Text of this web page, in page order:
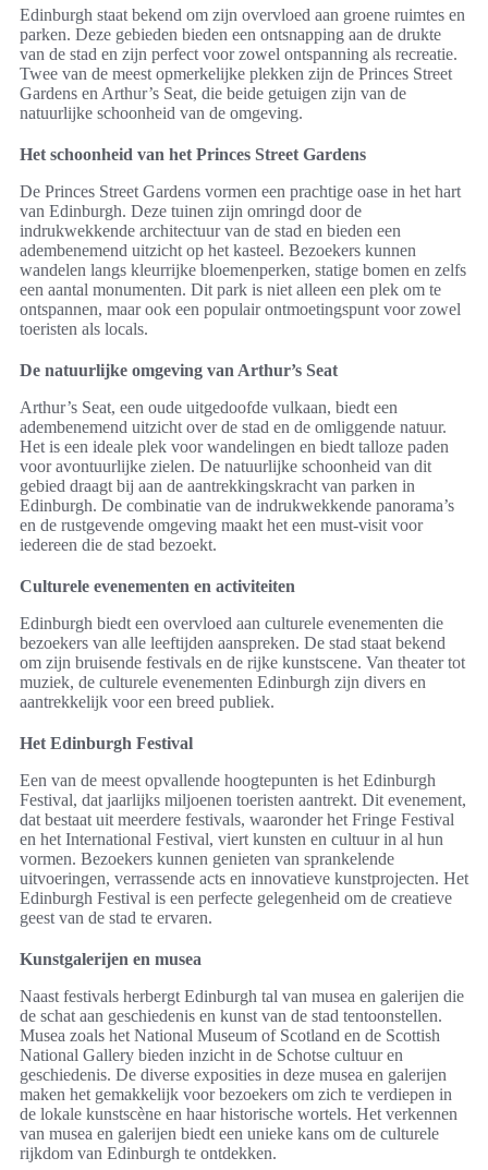
Edinburgh staat bekend om zijn overvloed aan groene ruimtes en
parken. Deze gebieden bieden een ontsnapping aan de drukte
van de stad en zijn perfect voor zowel ontspanning als recreatie.
Twee van de meest opmerkelijke plekken zijn de Princes Street
Gardens en Arthur’s Seat, die beide getuigen zijn van de
natuurlijke schoonheid van de omgeving.
Het schoonheid van het Princes Street Gardens
De Princes Street Gardens vormen een prachtige oase in het hart
van Edinburgh. Deze tuinen zijn omringd door de
indrukwekkende architectuur van de stad en bieden een
adembenemend uitzicht op het kasteel. Bezoekers kunnen
wandelen langs kleurrijke bloemenperken, statige bomen en zelfs
een aantal monumenten. Dit park is niet alleen een plek om te
ontspannen, maar ook een populair ontmoetingspunt voor zowel
toeristen als locals.
De natuurlijke omgeving van Arthur’s Seat
Arthur’s Seat, een oude uitgedoofde vulkaan, biedt een
adembenemend uitzicht over de stad en de omliggende natuur.
Het is een ideale plek voor wandelingen en biedt talloze paden
voor avontuurlijke zielen. De natuurlijke schoonheid van dit
gebied draagt bij aan de aantrekkingskracht van parken in
Edinburgh. De combinatie van de indrukwekkende panorama’s
en de rustgevende omgeving maakt het een must-visit voor
iedereen die de stad bezoekt.
Culturele evenementen en activiteiten
Edinburgh biedt een overvloed aan culturele evenementen die
bezoekers van alle leeftijden aanspreken. De stad staat bekend
om zijn bruisende festivals en de rijke kunstscene. Van theater tot
muziek, de culturele evenementen Edinburgh zijn divers en
aantrekkelijk voor een breed publiek.
Het Edinburgh Festival
Een van de meest opvallende hoogtepunten is het Edinburgh
Festival, dat jaarlijks miljoenen toeristen aantrekt. Dit evenement,
dat bestaat uit meerdere festivals, waaronder het Fringe Festival
en het International Festival, viert kunsten en cultuur in al hun
vormen. Bezoekers kunnen genieten van sprankelende
uitvoeringen, verrassende acts en innovatieve kunstprojecten. Het
Edinburgh Festival is een perfecte gelegenheid om de creatieve
geest van de stad te ervaren.
Kunstgalerijen en musea
Naast festivals herbergt Edinburgh tal van musea en galerijen die
de schat aan geschiedenis en kunst van de stad tentoonstellen.
Musea zoals het National Museum of Scotland en de Scottish
National Gallery bieden inzicht in de Schotse cultuur en
geschiedenis. De diverse exposities in deze musea en galerijen
maken het gemakkelijk voor bezoekers om zich te verdiepen in
de lokale kunstscène en haar historische wortels. Het verkennen
van musea en galerijen biedt een unieke kans om de culturele
rijkdom van Edinburgh te ontdekken.